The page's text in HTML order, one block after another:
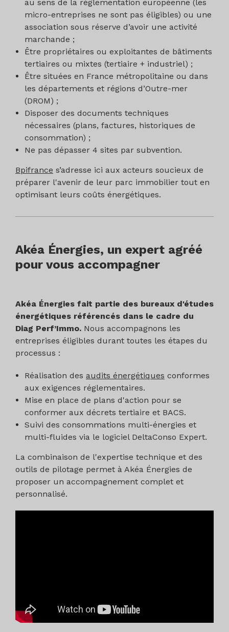
au sens de la réglementation européenne (les
micro-entreprises ne sont pas éligibles) ou une
association sous réserve d’avoir une activité
marchande ;
Être propriétaires ou exploitantes de bâtiments
tertiaires ou mixtes (tertiaire + industriel) ;
Être situées en France métropolitaine ou dans
les départements et régions d’Outre-mer
(DROM) ;
Disposer des documents techniques
nécessaires (plans, factures, historiques de
consommation) ;
Ne pas dépasser 4 sites par subvention.
Bpifrance s’adresse ici aux acteurs soucieux de
préparer l'avenir de leur parc immobilier tout en
optimisant leurs coûts énergétiques.
Akéa Énergies, un expert agréé
pour vous accompagner
Akéa Énergies fait partie des bureaux d'études
énergétiques référencés dans le cadre du
Diag Perf’Immo. Nous accompagnons les
entreprises éligibles durant toutes les étapes du
processus :
Réalisation des audits énergétiques conformes
aux exigences réglementaires.
Mise en place de plans d'action pour se
conformer aux décrets tertiaire et BACS.
Suivi des consommations multi-énergies et
multi-fluides via le logiciel DeltaConso Expert.
La combinaison de l'expertise technique et des
outils de pilotage permet à Akéa Énergies de
proposer un accompagnement complet et
personnalisé.